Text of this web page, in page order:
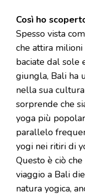
Così ho
Spesso vista
che attira
baciate dal
giungla, Bali ha
nella sua
sorprende che
yoga più
parallelo
yogi nei ritiri di
Questo è ciò
viaggio a Bali
natura yogica,